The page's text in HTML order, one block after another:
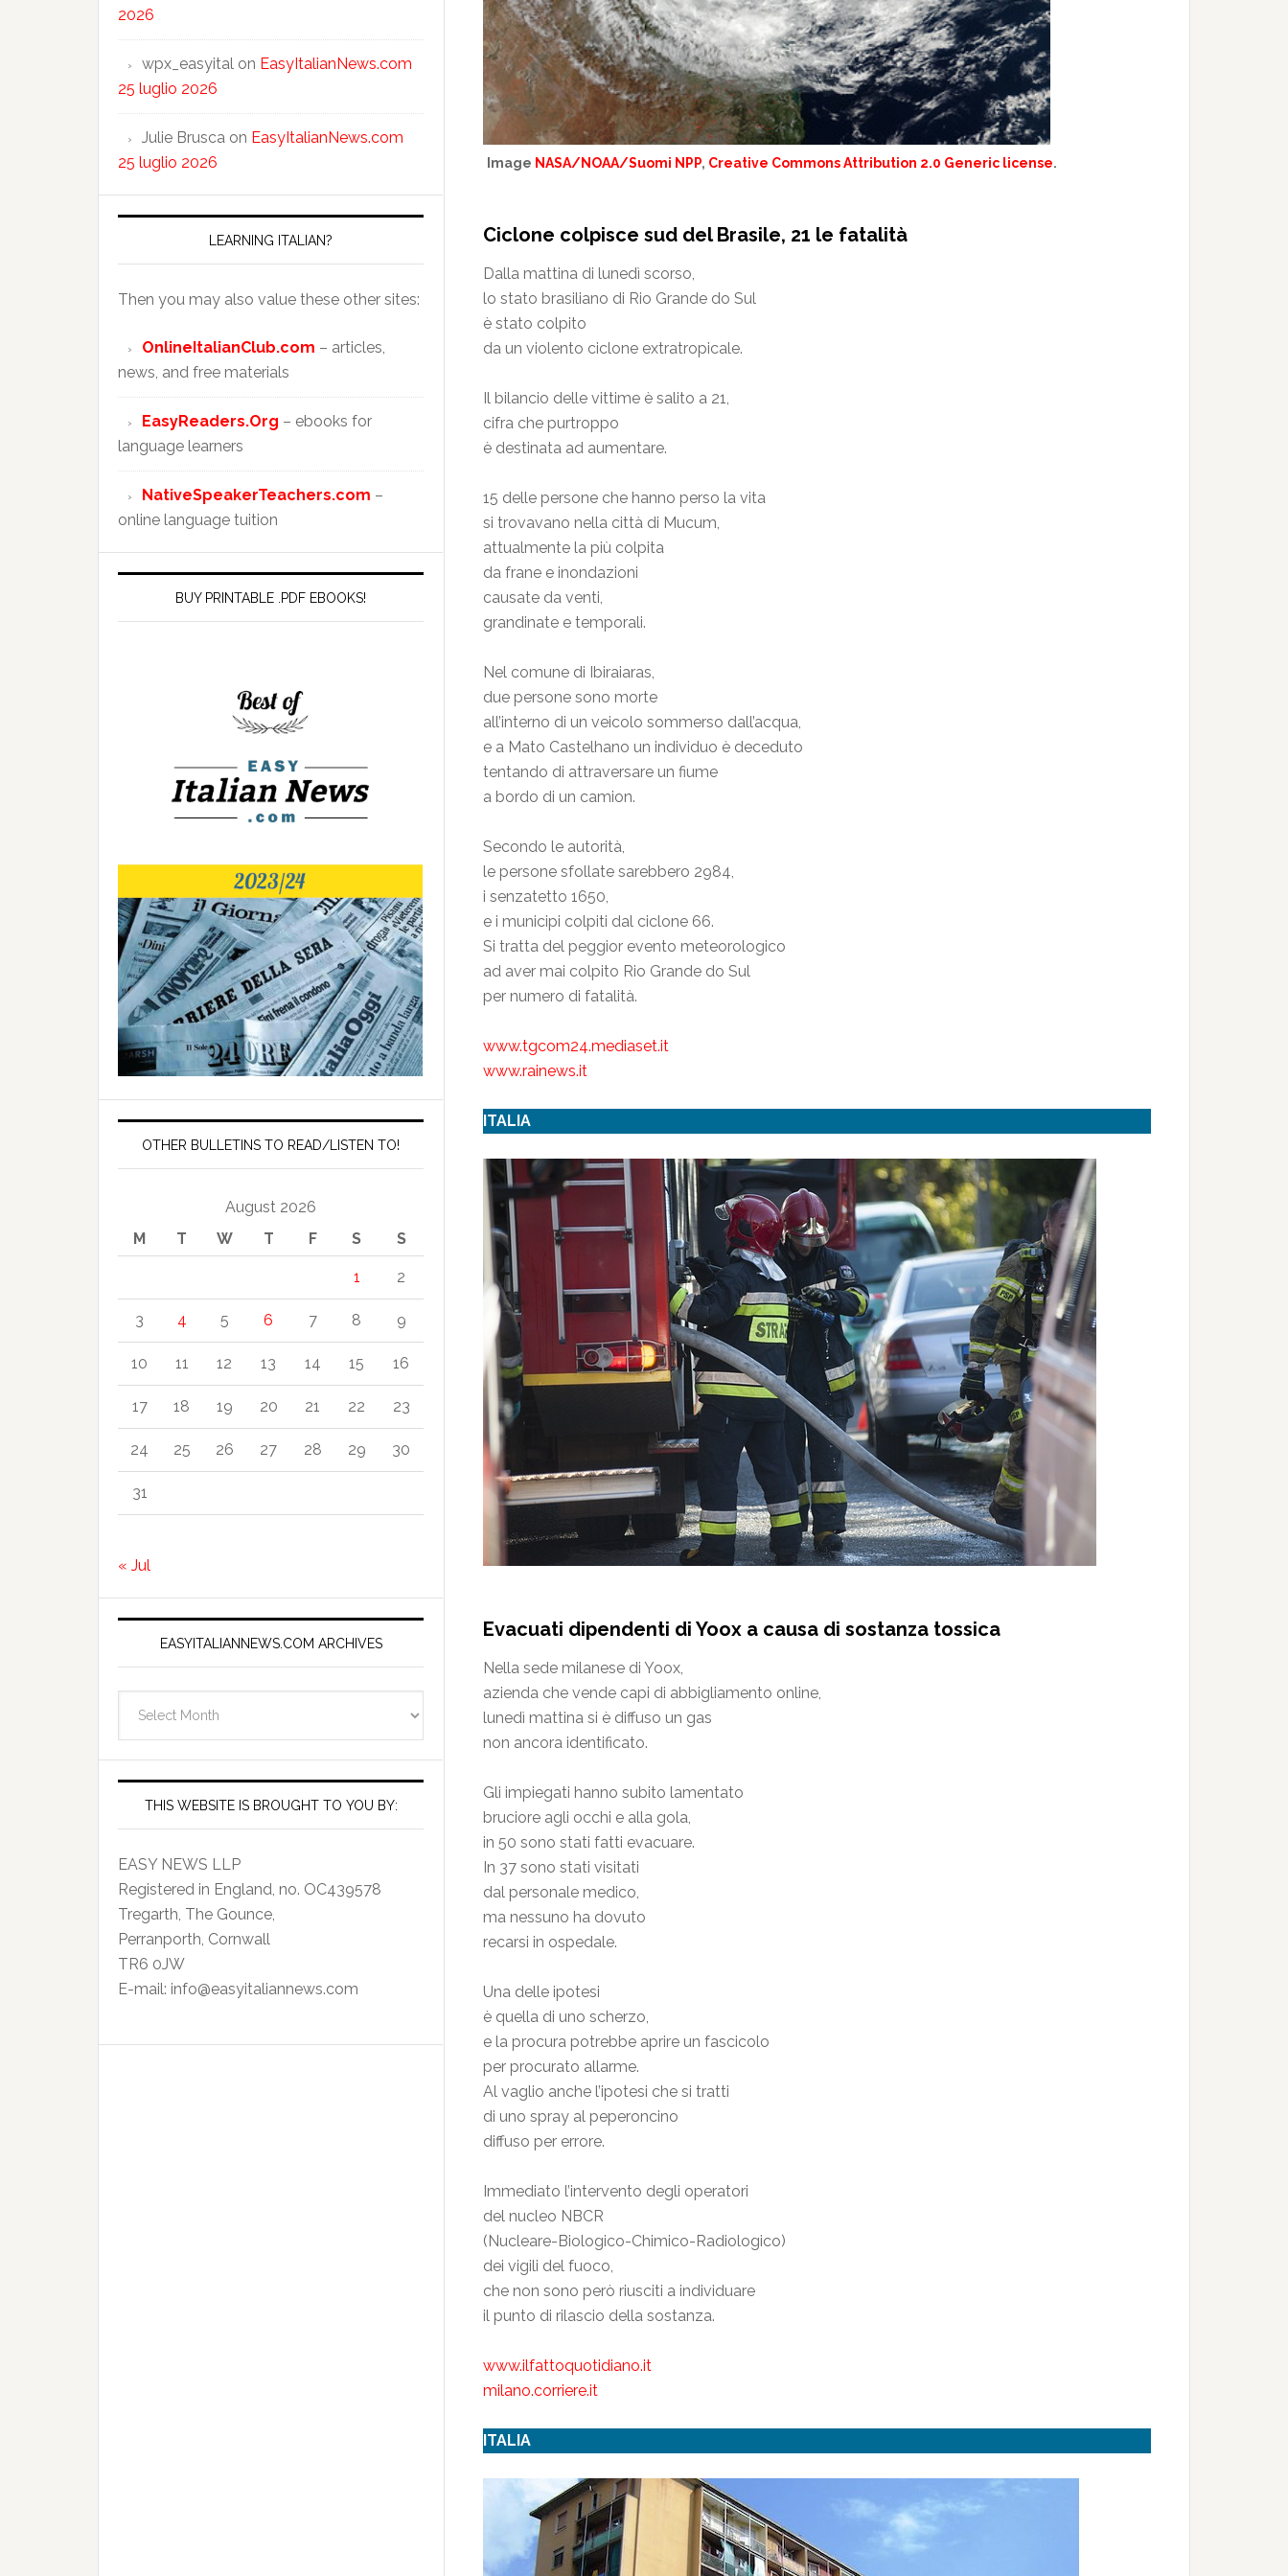
Image NASA/NOAA/Suomi NPP, Creative Commons Attribution 2.0 Generic license.
Ciclone colpisce sud del Brasile, 21 le fatalità
Dalla mattina di lunedì scorso,
lo stato brasiliano di Rio Grande do Sul
è stato colpito
da un violento ciclone extratropicale.
Il bilancio delle vittime è salito a 21,
cifra che purtroppo
è destinata ad aumentare.
15 delle persone che hanno perso la vita
si trovavano nella città di Mucum,
attualmente la più colpita
da frane e inondazioni
causate da venti,
grandinate e temporali.
Nel comune di Ibiraiaras,
due persone sono morte
all’interno di un veicolo sommerso dall’acqua,
e a Mato Castelhano un individuo è deceduto
tentando di attraversare un fiume
a bordo di un camion.
Secondo le autorità,
le persone sfollate sarebbero 2984,
i senzatetto 1650,
e i municipi colpiti dal ciclone 66.
Si tratta del peggior evento meteorologico
ad aver mai colpito Rio Grande do Sul
per numero di fatalità.
www.tgcom24.mediaset.it
www.rainews.it
ITALIA
Evacuati dipendenti di Yoox a causa di sostanza tossica
Nella sede milanese di Yoox,
azienda che vende capi di abbigliamento online,
lunedì mattina si è diffuso un gas
non ancora identificato.
Gli impiegati hanno subito lamentato
bruciore agli occhi e alla gola,
in 50 sono stati fatti evacuare.
In 37 sono stati visitati
dal personale medico,
ma nessuno ha dovuto
recarsi in ospedale.
Una delle ipotesi
è quella di uno scherzo,
e la procura potrebbe aprire un fascicolo
per procurato allarme.
Al vaglio anche l’ipotesi che si tratti
di uno spray al peperoncino
diffuso per errore.
Immediato l’intervento degli operatori
del nucleo NBCR
(Nucleare-Biologico-Chimico-Radiologico)
dei vigili del fuoco,
che non sono però riusciti a individuare
il punto di rilascio della sostanza.
www.ilfattoquotidiano.it
milano.corriere.it
ITALIA
2026
wpx_easyital on EasyItalianNews.com
25 luglio 2026
Julie Brusca on EasyItalianNews.com
25 luglio 2026
LEARNING ITALIAN?
Then you may also value these other sites:
OnlineItalianClub.com – articles,
news, and free materials
EasyReaders.Org – ebooks for
language learners
NativeSpeakerTeachers.com –
online language tuition
BUY PRINTABLE .PDF EBOOKS!
OTHER BULLETINS TO READ/LISTEN TO!
August 2026
M
T W T F S S
1 2
3 4 5 6 7 8 9
10 11 12 13 14 15 16
17 18 19 20 21 22 23
24 25 26 27 28 29 30
31
« Jul
EASYITALIANNEWS.COM ARCHIVES
Archives
THIS WEBSITE IS BROUGHT TO YOU BY:
EASY NEWS LLP
Registered in England, no. OC439578
Tregarth, The Gounce,
Perranporth, Cornwall
TR6 0JW
E-mail: info@easyitaliannews.com